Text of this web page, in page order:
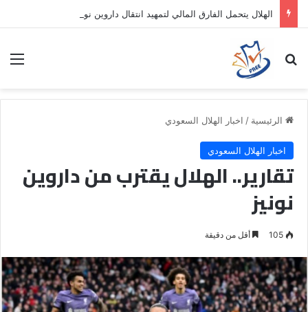
بحث عن
الرئيسية / اخبار الهلال السعودي
اخبار الهلال السعودي
تقارير.. الهلال يقترب من داروين
نونيز
105 أقل من دقيقة